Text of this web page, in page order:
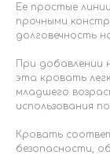
Ее простые
прочными
долговечность
При добавлении
эта кровать
младшего
использования
Кровать
безопасности,